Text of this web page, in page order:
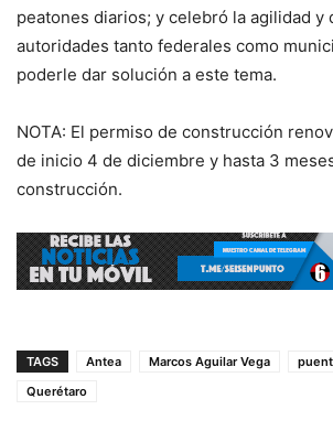
peatones diarios; y celebró la agilidad y
autoridades tanto federales como
poderle dar solución a este tema.
NOTA: El permiso de construcción
de inicio 4 de diciembre y hasta 3
construcción.
TAGS Antea Marcos Aguilar Vega
Querétaro